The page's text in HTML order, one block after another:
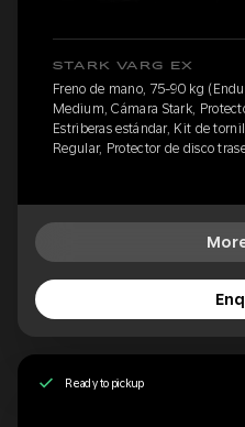
STARK VARG EX
Freno de mano, 75-90 kg
Medium, Cámara Stark,
Estriberas estándar, Kit de
Regular, Protector de disco
Ready to pickup